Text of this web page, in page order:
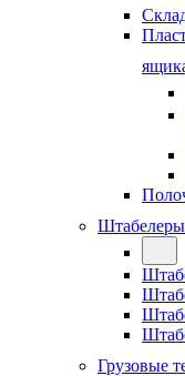
Штабелеры
Грузовые